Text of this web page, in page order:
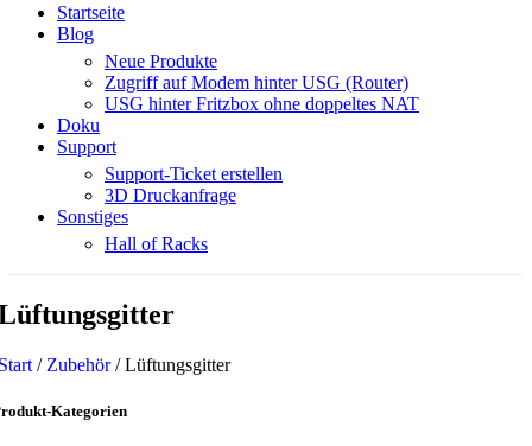
Startseite
Blog
Neue Produkte
Zugriff auf Modem hinter USG (Router)
USG hinter Fritzbox ohne doppeltes NAT
Doku
Support
Support-Ticket erstellen
3D Druckanfrage
Sonstiges
Hall of Racks
/ Zubehör/ Lüftungsgitter
Kategorien